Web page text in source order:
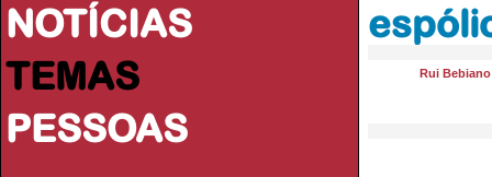
NOTÍCIAS
TEMAS
PESSOAS
Rui Bebiano